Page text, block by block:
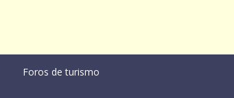
Foros de turismo